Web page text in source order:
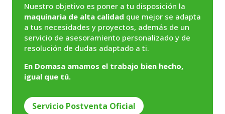
Nuestro objetivo es poner a tu disposición la
maquinaria de alta calidad que mejor se adapta
a tus necesidades y proyectos, además de un
servicio de asesoramiento personalizado y de
resolución de dudas adaptado a ti.
En Domasa amamos el trabajo bien hecho,
igual que tú.
Servicio Postventa Oficial